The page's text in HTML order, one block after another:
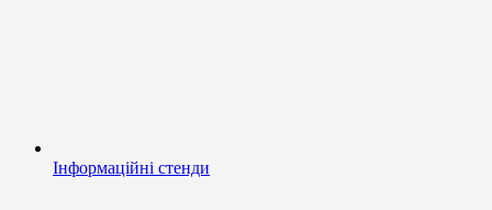
Інформаційні стенди